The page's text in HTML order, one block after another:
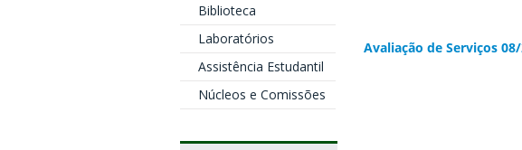
Biblioteca
Laboratórios
Assistência Estudantil
Núcleos e Comissões
Avaliação de Serviços